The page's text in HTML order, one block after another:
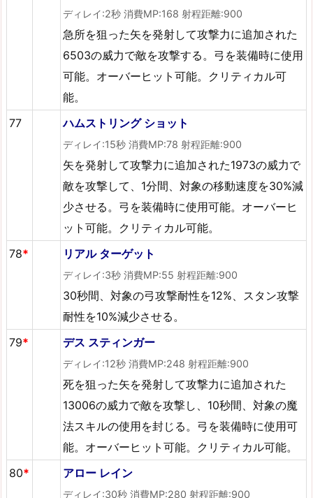
ディレイ:2秒 消費MP:168 射程距離:900
急所を狙った矢を発射して攻撃力に追加された
6503の威力で敵を攻撃する。弓を装備時に使用
可能。オーバーヒット可能。クリティカル可
能。
77
ハムストリング ショット
ディレイ:15秒 消費MP:78 射程距離:900
矢を発射して攻撃力に追加された1973の威力で
敵を攻撃して、1分間、対象の移動速度を30%減
少させる。弓を装備時に使用可能。オーバーヒ
ット可能。クリティカル可能。
78* リアル ターゲット
ディレイ:3秒 消費MP:55 射程距離:900
30秒間、対象の弓攻撃耐性を12%、スタン攻撃
耐性を10%減少させる。
79* デス スティンガー
ディレイ:12秒 消費MP:248 射程距離:900
死を狙った矢を発射して攻撃力に追加された
13006の威力で敵を攻撃し、10秒間、対象の魔
法スキルの使用を封じる。弓を装備時に使用可
能。オーバーヒット可能。クリティカル可能。
80* アロー レイン
ディレイ:30秒 消費MP:280 射程距離:900